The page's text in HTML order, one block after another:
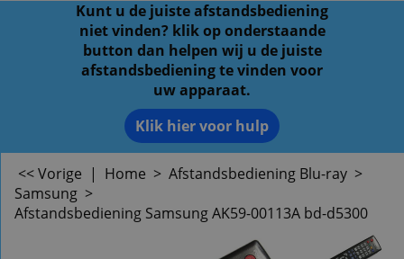
Kunt u de juiste afstandsbediening
niet vinden? klik op onderstaande
button dan helpen wij u de juiste
afstandsbediening te vinden voor
uw apparaat.
Klik hier voor hulp
<< Vorige | Home > Afstandsbediening Blu-ray >
Samsung >
Afstandsbediening Samsung AK59-00113A bd-d5300